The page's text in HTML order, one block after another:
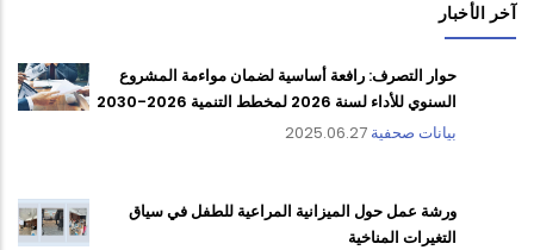
آخر الأخبار
حوار التصرف: رافعة أساسية لضمان مواءمة المشروع
السنوي للأداء لسنة 2026 لمخطط التنمية 2026-2030
بيانات صحفية 2025.06.27
ورشة عمل حول الميزانية المراعية للطفل في سياق
التغيرات المناخية